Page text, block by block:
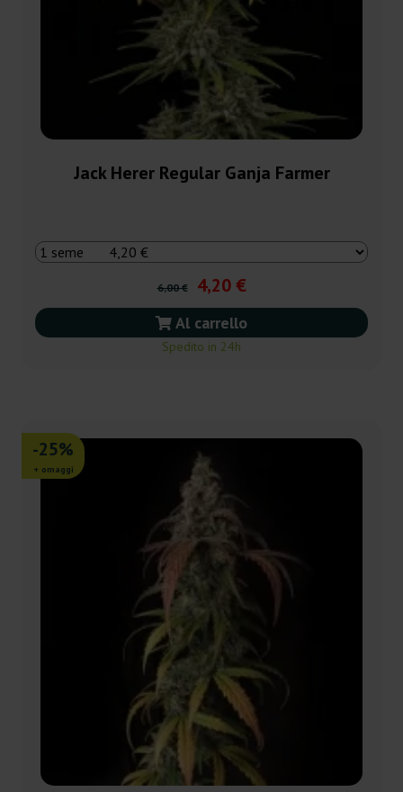
Jack Herer Regular Ganja Farmer
6,00 € 4,20 €
Al carrello
Spedito in 24h
-25%
+ omaggi